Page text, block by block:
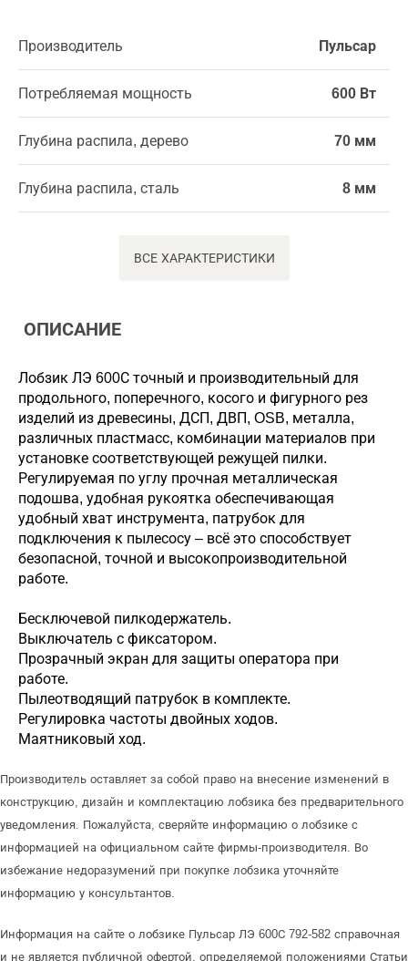
Производитель Пульсар
Потребляемая мощность 600 Вт
Глубина распила, дерево 70 мм
Глубина распила, сталь 8 мм
ВСЕ ХАРАКТЕРИСТИКИ
ОПИСАНИЕ
Лобзик ЛЭ 600С точный и производительный для
продольного, поперечного, косого и фигурного рез
изделий из древесины, ДСП, ДВП, OSB, металла,
различных пластмасс, комбинации материалов при
установке соответствующей режущей пилки.
Регулируемая по углу прочная металлическая
подошва, удобная рукоятка обеспечивающая
удобный хват инструмента, патрубок для
подключения к пылесосу – всё это способствует
безопасной, точной и высокопроизводительной
работе.
Беcключевой пилкодержатель.
Выключатель с фиксатором.
Прозрачный экран для защиты оператора при
работе.
Пылеотводящий патрубок в комплекте.
Регулировка частоты двойных ходов.
Маятниковый ход.
Производитель оставляет за собой право на внесение изменений в
конструкцию, дизайн и комплектацию лобзика без предварительного
уведомления. Пожалуйста, сверяйте информацию о лобзике с
информацией на официальном сайте фирмы-производителя. Во
избежание недоразумений при покупке лобзика уточняйте
информацию у консультантов.
Информация на сайте о лобзике Пульсар ЛЭ 600С 792-582 справочная
и не является публичной офертой, определяемой положениями Статьи